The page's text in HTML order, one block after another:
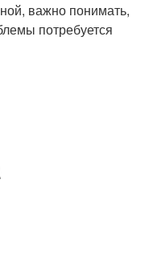
важно понимать,
потребуется